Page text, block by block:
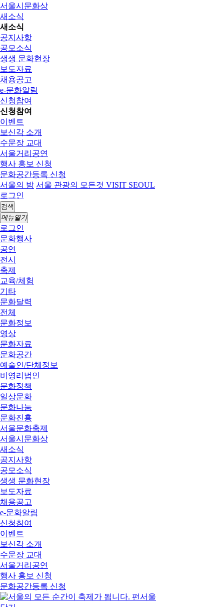
서울시문화상
새소식
새소식
공지사항
공모소식
생생 문화현장
보도자료
채용공고
e-문화알림
신청참여
신청참여
이벤트
보신각 소개
수문장 교대
서울거리공연
행사 홍보 신청
문화공간등록 신청
서울의 밤 서울 관광의 모든것 VISIT SEOUL
로그인
검색
메뉴열기
로그인
문화행사
공연
전시
축제
교육/체험
기타
문화달력
전체
문화정보
영상
문화자료
문화공간
예술인/단체정보
비영리법인
문화정책
일상문화
문화나눔
문화진흥
서울문화축제
서울시문화상
새소식
공지사항
공모소식
생생 문화현장
보도자료
채용공고
e-문화알림
신청참여
이벤트
보신각 소개
수문장 교대
서울거리공연
행사 홍보 신청
문화공간등록 신청